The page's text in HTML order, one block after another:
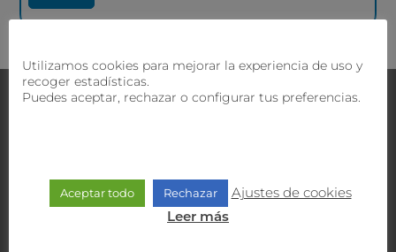
Contacta con nosotros
ATENCIÓN AL CLIENTE
Utilizamos cookies para mejorar la experiencia de uso y
recoger estadísticas.
Puedes aceptar, rechazar o configurar tus preferencias.
Aceptar todo Rechazar Ajustes de cookies
Leer más